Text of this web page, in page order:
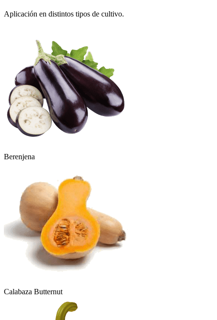
Aplicación en distintos tipos de cultivo.
Berenjena
Calabaza Butternut